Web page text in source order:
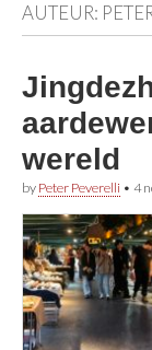
AUTEUR:
wereld
by Peter Peverelli • 4